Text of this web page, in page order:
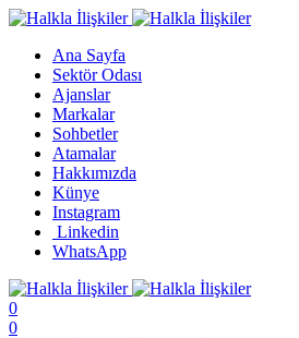
Ana Sayfa
Sektör Odası
Ajanslar
Markalar
Sohbetler
Atamalar
Hakkımızda
Künye
Instagram
Linkedin
WhatsApp
0
0